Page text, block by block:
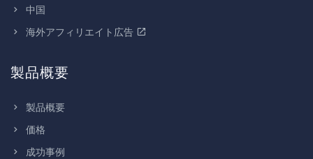
中国
海外アフィリエイト広告
製品概要
製品概要
価格
成功事例